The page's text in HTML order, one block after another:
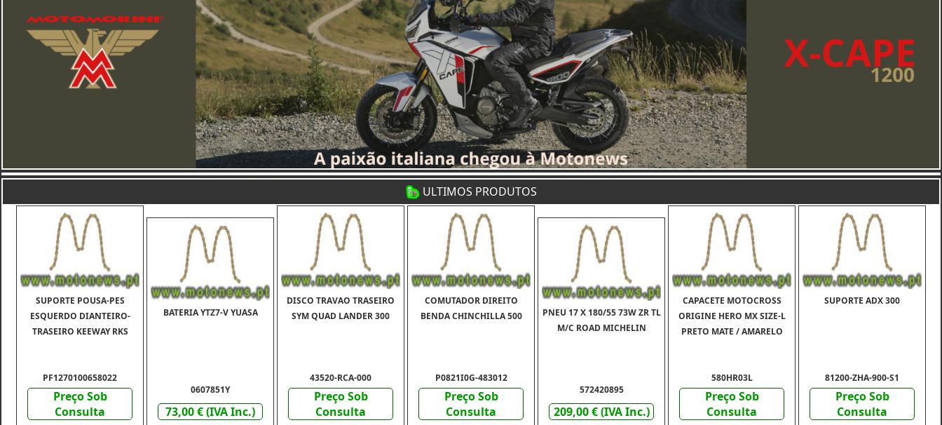
ULTIMOS PRODUTOS
SUPORTE POUSA-PES
ESQUERDO DIANTEIRO-
TRASEIRO KEEWAY RKS
PF1270100658022
Preço Sob
Consulta
BATERIA YTZ7-V YUASA
0607851Y
73,00 € (IVA Inc.)
DISCO TRAVAO TRASEIRO
SYM QUAD LANDER 300
43520-RCA-000
Preço Sob
Consulta
COMUTADOR DIREITO
BENDA CHINCHILLA 500
P0821I0G-483012
Preço Sob
Consulta
PNEU 17 X 180/55 73W ZR TL
M/C ROAD MICHELIN
572420895
209,00 € (IVA Inc.)
CAPACETE MOTOCROSS
ORIGINE HERO MX SIZE-L
PRETO MATE / AMARELO
580HR03L
Preço Sob
Consulta
SUPORTE ADX 300
81200-ZHA-900-S1
Preço Sob
Consulta